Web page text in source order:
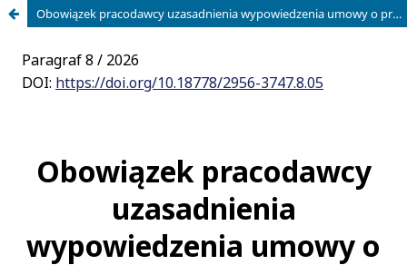
Obowiązek pracodawcy uzasadnienia wypowiedzenia umowy o pracę – wybrane uwagi